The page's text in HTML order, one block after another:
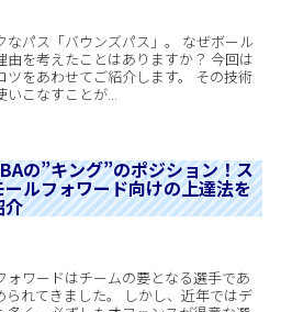
パス「バウンズパス」。 なぜボール
由を考えたことはありますか？ 今回は
をあわせてご紹介します。 その技術
いこなすことが...
の”キング”のポジション！ス
ールフォワード向けの上達法を
介
ワードはチームの要となる選手であ
られてきました。 しかし、近年ではデ